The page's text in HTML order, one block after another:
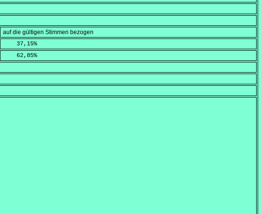
auf die gültigen Stimmen bezogen
    37,15
%
    62,85
%